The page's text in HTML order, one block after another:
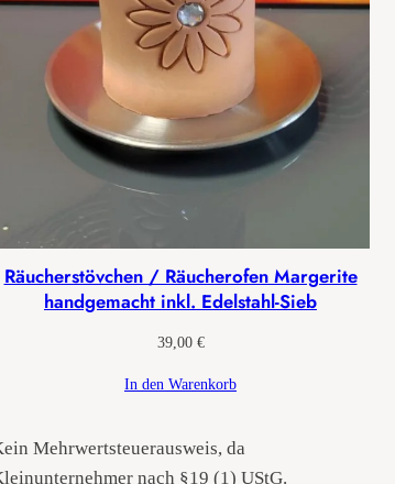
Räucherstövchen / Räucherofen Margerite
handgemacht inkl. Edelstahl-Sieb
39,00 €
In den Warenkorb
Mehrwertsteuerausweis, da
nach §19 (1) UStG.